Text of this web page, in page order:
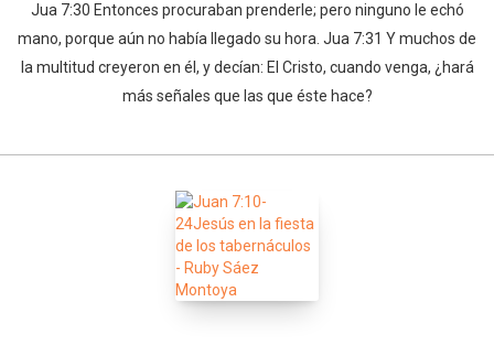
Jua 7:30 Entonces procuraban prenderle; pero ninguno le echó
mano, porque aún no había llegado su hora. Jua 7:31 Y muchos de
la multitud creyeron en él, y decían: El Cristo, cuando venga, ¿hará
más señales que las que éste hace?